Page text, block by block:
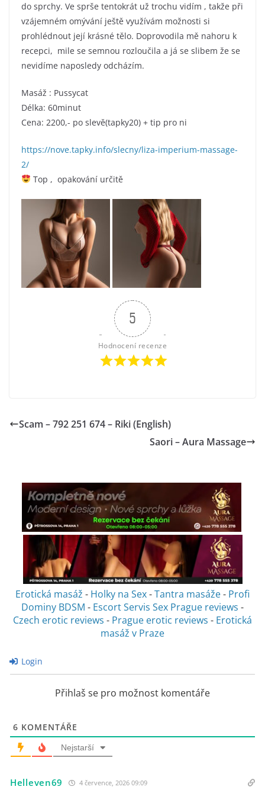
do sprchy. Ve sprše tentokrát už trochu vidím , takže při
vzájemném omývání ještě využívám možnosti si
prohlédnout její krásné tělo. Doprovodila mě nahoru k
recepci, mile se semnou rozloučila a já se slibem že se
nevidíme naposledy odcházím.
Masáž : Pussycat
Délka: 60minut
Cena: 2200,- po slevě(tapky20) + tip pro ni
https://nove.tapky.info/slecny/liza-imperium-massage-
2/
Top , opakování určitě
5
Hodnocení recenze
Scam – 792 251 674 – Riki (English)
Saori – Aura Massage
Erotická masáž - Holky na Sex-Tantra masáže- Profi
Dominy BDSM - Escort Servis Sex Prague reviews -
Czech erotic reviews - Prague erotic reviews - Erotická
masáž v Praze
Login
Přihlaš se pro možnost komentáře
6 KOMENTÁŘE
Nejstarší
Helleven69 4 července, 2026 09:09